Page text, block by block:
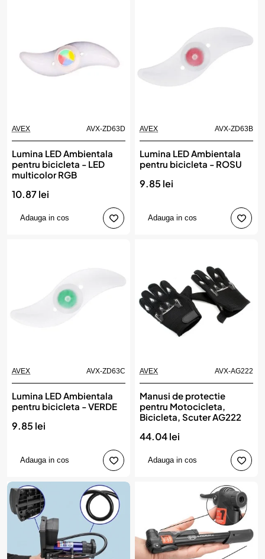
AVEX AVX-ZD63D
Lumina LED Ambientala
pentru bicicleta - LED
multicolor RGB
10.87 lei
Adauga in cos
AVEX AVX-ZD63B
Lumina LED Ambientala
pentru bicicleta - ROSU
9.85 lei
Adauga in cos
AVEX AVX-ZD63C
Lumina LED Ambientala
pentru bicicleta - VERDE
9.85 lei
Adauga in cos
AVEX AVX-AG222
Manusi de protectie
pentru Motocicleta,
Bicicleta, Scuter AG222
44.04 lei
Adauga in cos